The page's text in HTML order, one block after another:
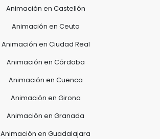
Animación en Castellón
Animación en Ceuta
Animación en Ciudad Real
Animación en Córdoba
Animación en Cuenca
Animación en Girona
Animación en Granada
Animación en Guadalajara